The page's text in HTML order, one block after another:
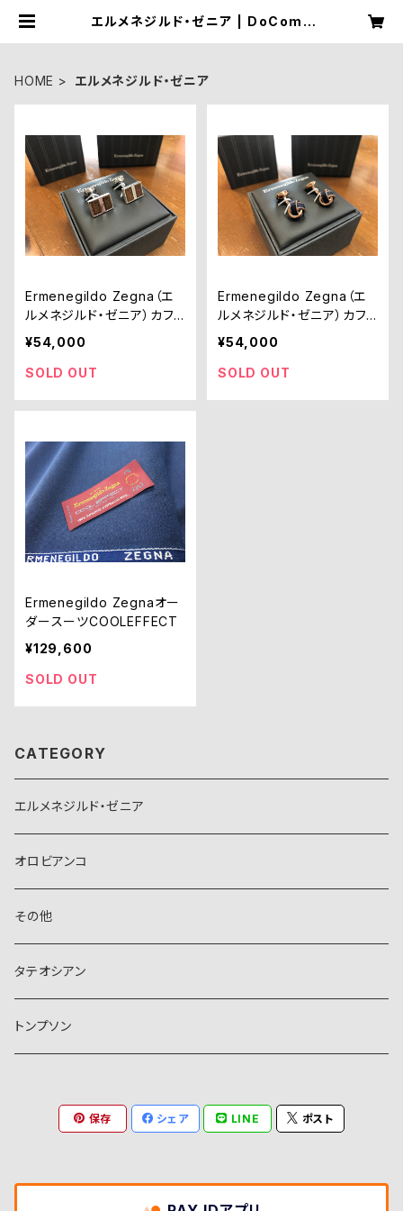
エルメネジルド・ゼニア | DoComp
HOME エルメネジルド・ゼニア
Ermenegildo Zegna（エ
ルメネジルド・ゼニア）カフリ
ンクス
¥54,000
SOLD OUT
Ermenegildo Zegna（エ
ルメネジルド・ゼニア）カフリ
ンクス
¥54,000
SOLD OUT
Ermenegildo Zegnaオー
ダースーツCOOLEFFECT
¥129,600
SOLD OUT
CATEGORY
エルメネジルド・ゼニア
オロビアンコ
その他
タテオシアン
トンプソン
保存 シェア LINE ポスト